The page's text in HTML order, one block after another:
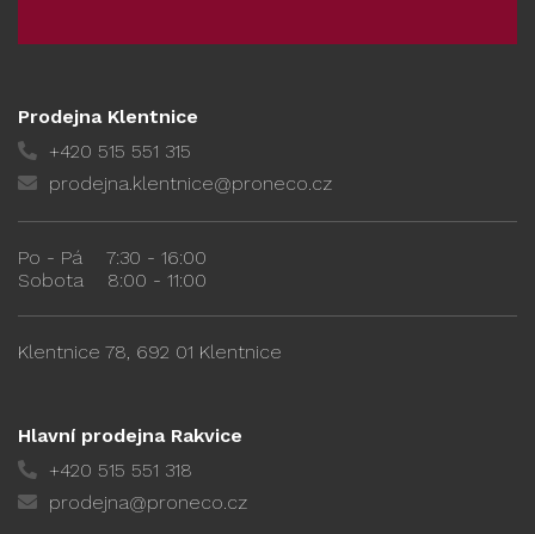
Prodejna Klentnice
+420 515 551 315
prodejna.klentnice@proneco.cz
Po - Pá
7:30 - 16:00
Sobota
8:00 - 11:00
Klentnice 78, 692 01 Klentnice
Hlavní prodejna Rakvice
+420 515 551 318
prodejna@proneco.cz